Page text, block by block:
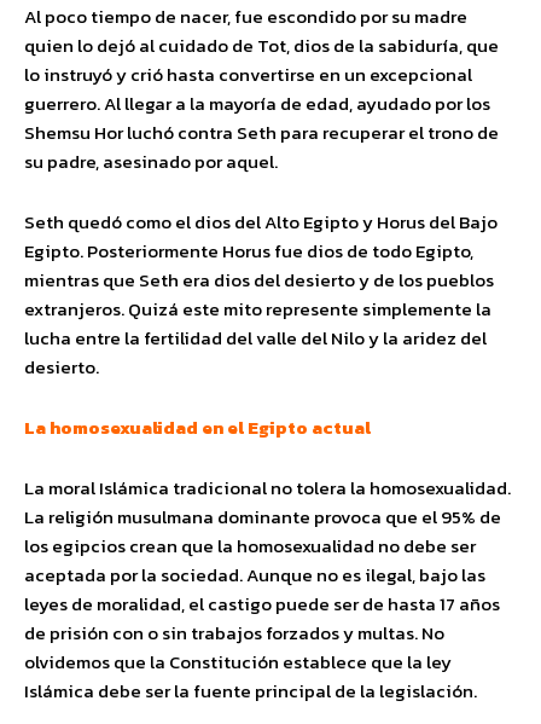
Al poco tiempo de nacer, fue escondido por su madre
quien lo dejó al cuidado de Tot, dios de la sabiduría, que
lo instruyó y crió hasta convertirse en un excepcional
guerrero. Al llegar a la mayoría de edad, ayudado por los
Shemsu Hor luchó contra Seth para recuperar el trono de
su padre, asesinado por aquel.
Seth quedó como el dios del Alto Egipto y Horus del Bajo
Egipto. Posteriormente Horus fue dios de todo Egipto,
mientras que Seth era dios del desierto y de los pueblos
extranjeros. Quizá este mito represente simplemente la
lucha entre la fertilidad del valle del Nilo y la aridez del
desierto.
La homosexualidad en el Egipto actual
La moral Islámica tradicional no tolera la homosexualidad.
La religión musulmana dominante provoca que el 95% de
los egipcios crean que la homosexualidad no debe ser
aceptada por la sociedad. Aunque no es ilegal, bajo las
leyes de moralidad, el castigo puede ser de hasta 17 años
de prisión con o sin trabajos forzados y multas. No
olvidemos que la Constitución establece que la ley
Islámica debe ser la fuente principal de la legislación.